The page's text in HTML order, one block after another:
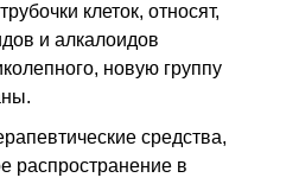
клеток, относят,
и алкалоидов
новую группу
средства,
распространение в